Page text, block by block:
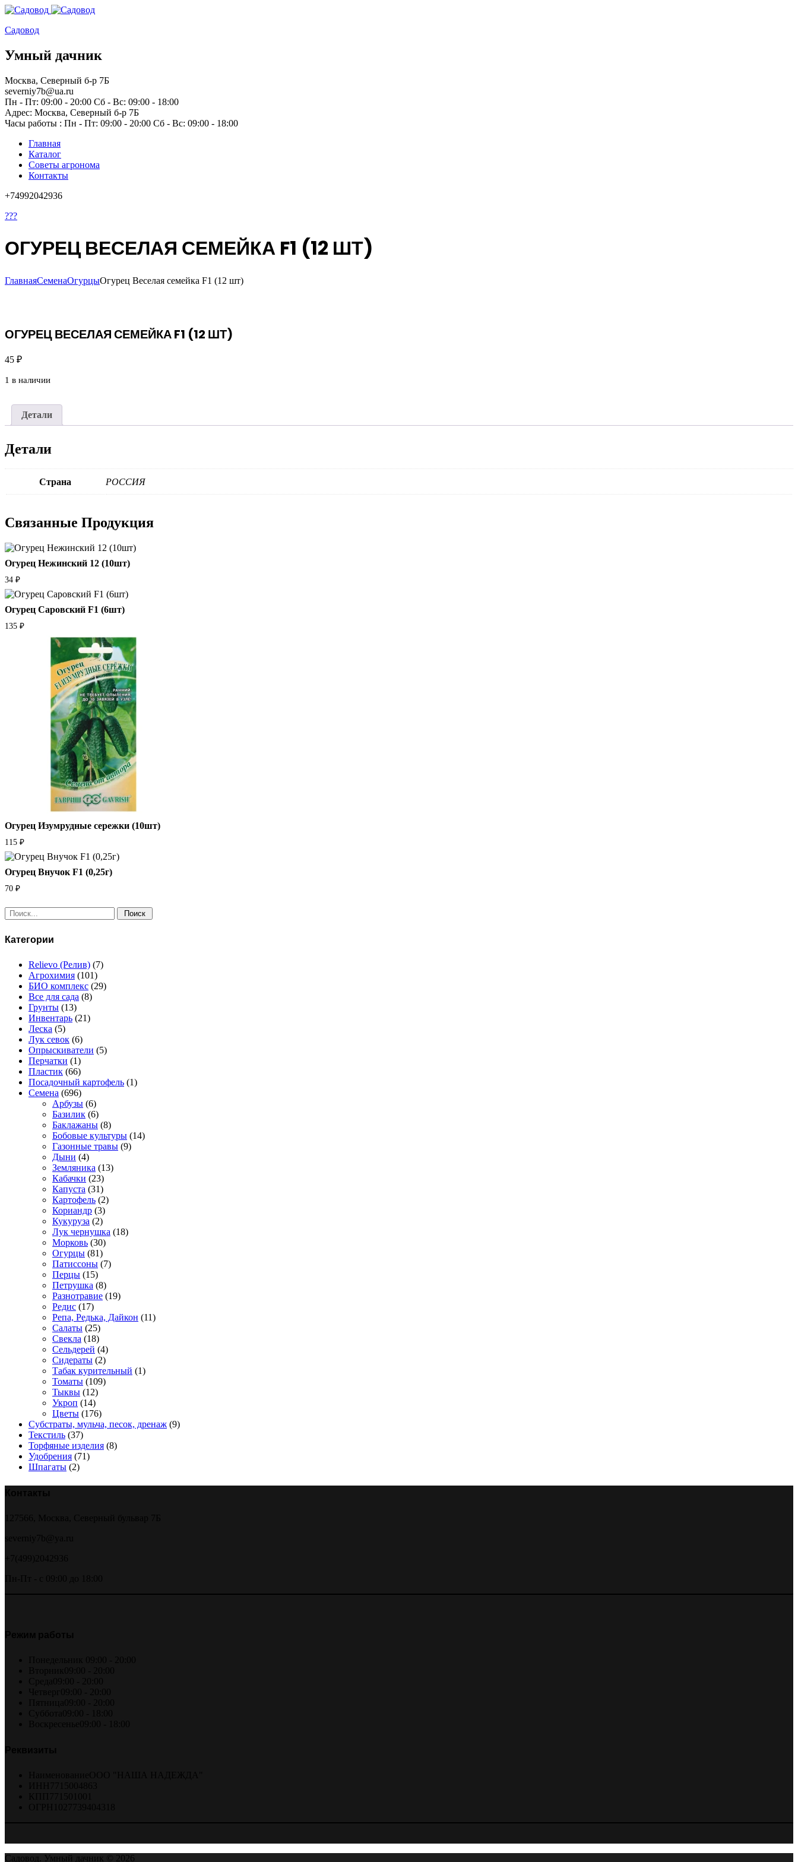
Садовод
Умный дачник
Москва, Северный б-р 7Б
severniy7b@ua.ru
Пн - Пт: 09:00 - 20:00 Сб - Вс: 09:00 - 18:00
Адрес: Москва, Северный б-р 7Б
Часы работы : Пн - Пт: 09:00 - 20:00 Сб - Вс: 09:00 - 18:00
Главная
Каталог
Советы агронома
Контакты
+74992042936
???
ОГУРЕЦ ВЕСЕЛАЯ СЕМЕЙКА F1 (12 ШТ)
ГлавнаяСеменаОгурцыОгурец Веселая семейка F1 (12 шт)
ОГУРЕЦ ВЕСЕЛАЯ СЕМЕЙКА F1 (12 ШТ)
45 ₽
1 в наличии
Детали
Детали
Страна РОССИЯ
Связанные Продукция
Огурец Нежинский 12 (10шт)
34 ₽
Огурец Саровский F1 (6шт)
135 ₽
Огурец Изумрудные сережки (10шт)
115 ₽
Огурец Внучок F1 (0,25г)
70 ₽
Поиск:
Категории
Relievo (Релив) (7)
Агрохимия (101)
БИО комплекс (29)
Все для сада (8)
Грунты (13)
Инвентарь (21)
Леска (5)
Лук севок (6)
Опрыскиватели (5)
Перчатки (1)
Пластик (66)
Посадочный картофель (1)
Семена (696)
Арбузы (6)
Базилик (6)
Баклажаны (8)
Бобовые культуры (14)
Газонные травы (9)
Дыни (4)
Земляника (13)
Кабачки (23)
Капуста (31)
Картофель (2)
Кориандр (3)
Кукуруза (2)
Лук чернушка (18)
Морковь (30)
Огурцы (81)
Патиссоны (7)
Перцы (15)
Петрушка (8)
Разнотравие (19)
Редис (17)
Репа, Редька, Дайкон (11)
Салаты (25)
Свекла (18)
Сельдерей (4)
Сидераты (2)
Табак курительный (1)
Томаты (109)
Тыквы (12)
Укроп (14)
Цветы (176)
Субстраты, мульча, песок, дренаж (9)
Текстиль (37)
Торфяные изделия (8)
Удобрения (71)
Шпагаты (2)
Садовод. Умный дачник © 2026